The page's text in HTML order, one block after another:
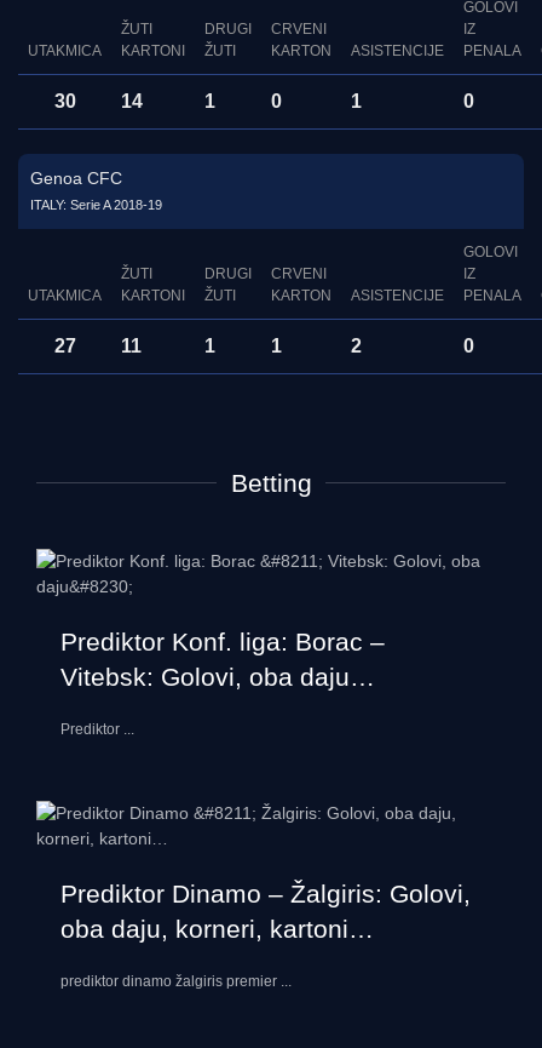
UTAKMICA
ŽUTI
KARTONI
DRUGI
ŽUTI
CRVENI
KARTON
ASISTENCIJE
GOLOVI
IZ
PENALA
30 14 1 0 1 0
Genoa CFC
ITALY: Serie A 2018-19
UTAKMICA
ŽUTI
KARTONI
DRUGI
ŽUTI
CRVENI
KARTON
ASISTENCIJE
GOLOVI
IZ
PENALA
27 11 1 1 2 0
Betting
Prediktor Konf. liga: Borac –
Vitebsk: Golovi, oba daju…
Prediktor ...
Prediktor Dinamo – Žalgiris: Golovi,
oba daju, korneri, kartoni…
prediktor dinamo žalgiris premier ...